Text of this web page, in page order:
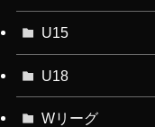
U15
U18
Wリーグ